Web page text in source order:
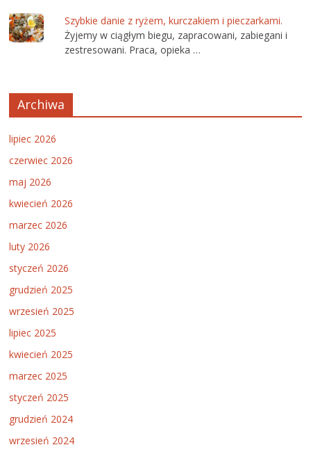
Szybkie danie z ryżem, kurczakiem i pieczarkami.
Żyjemy w ciągłym biegu, zapracowani, zabiegani i
zestresowani. Praca, opieka …
Archiwa
lipiec 2026
czerwiec 2026
maj 2026
kwiecień 2026
marzec 2026
luty 2026
styczeń 2026
grudzień 2025
wrzesień 2025
lipiec 2025
kwiecień 2025
marzec 2025
styczeń 2025
grudzień 2024
wrzesień 2024